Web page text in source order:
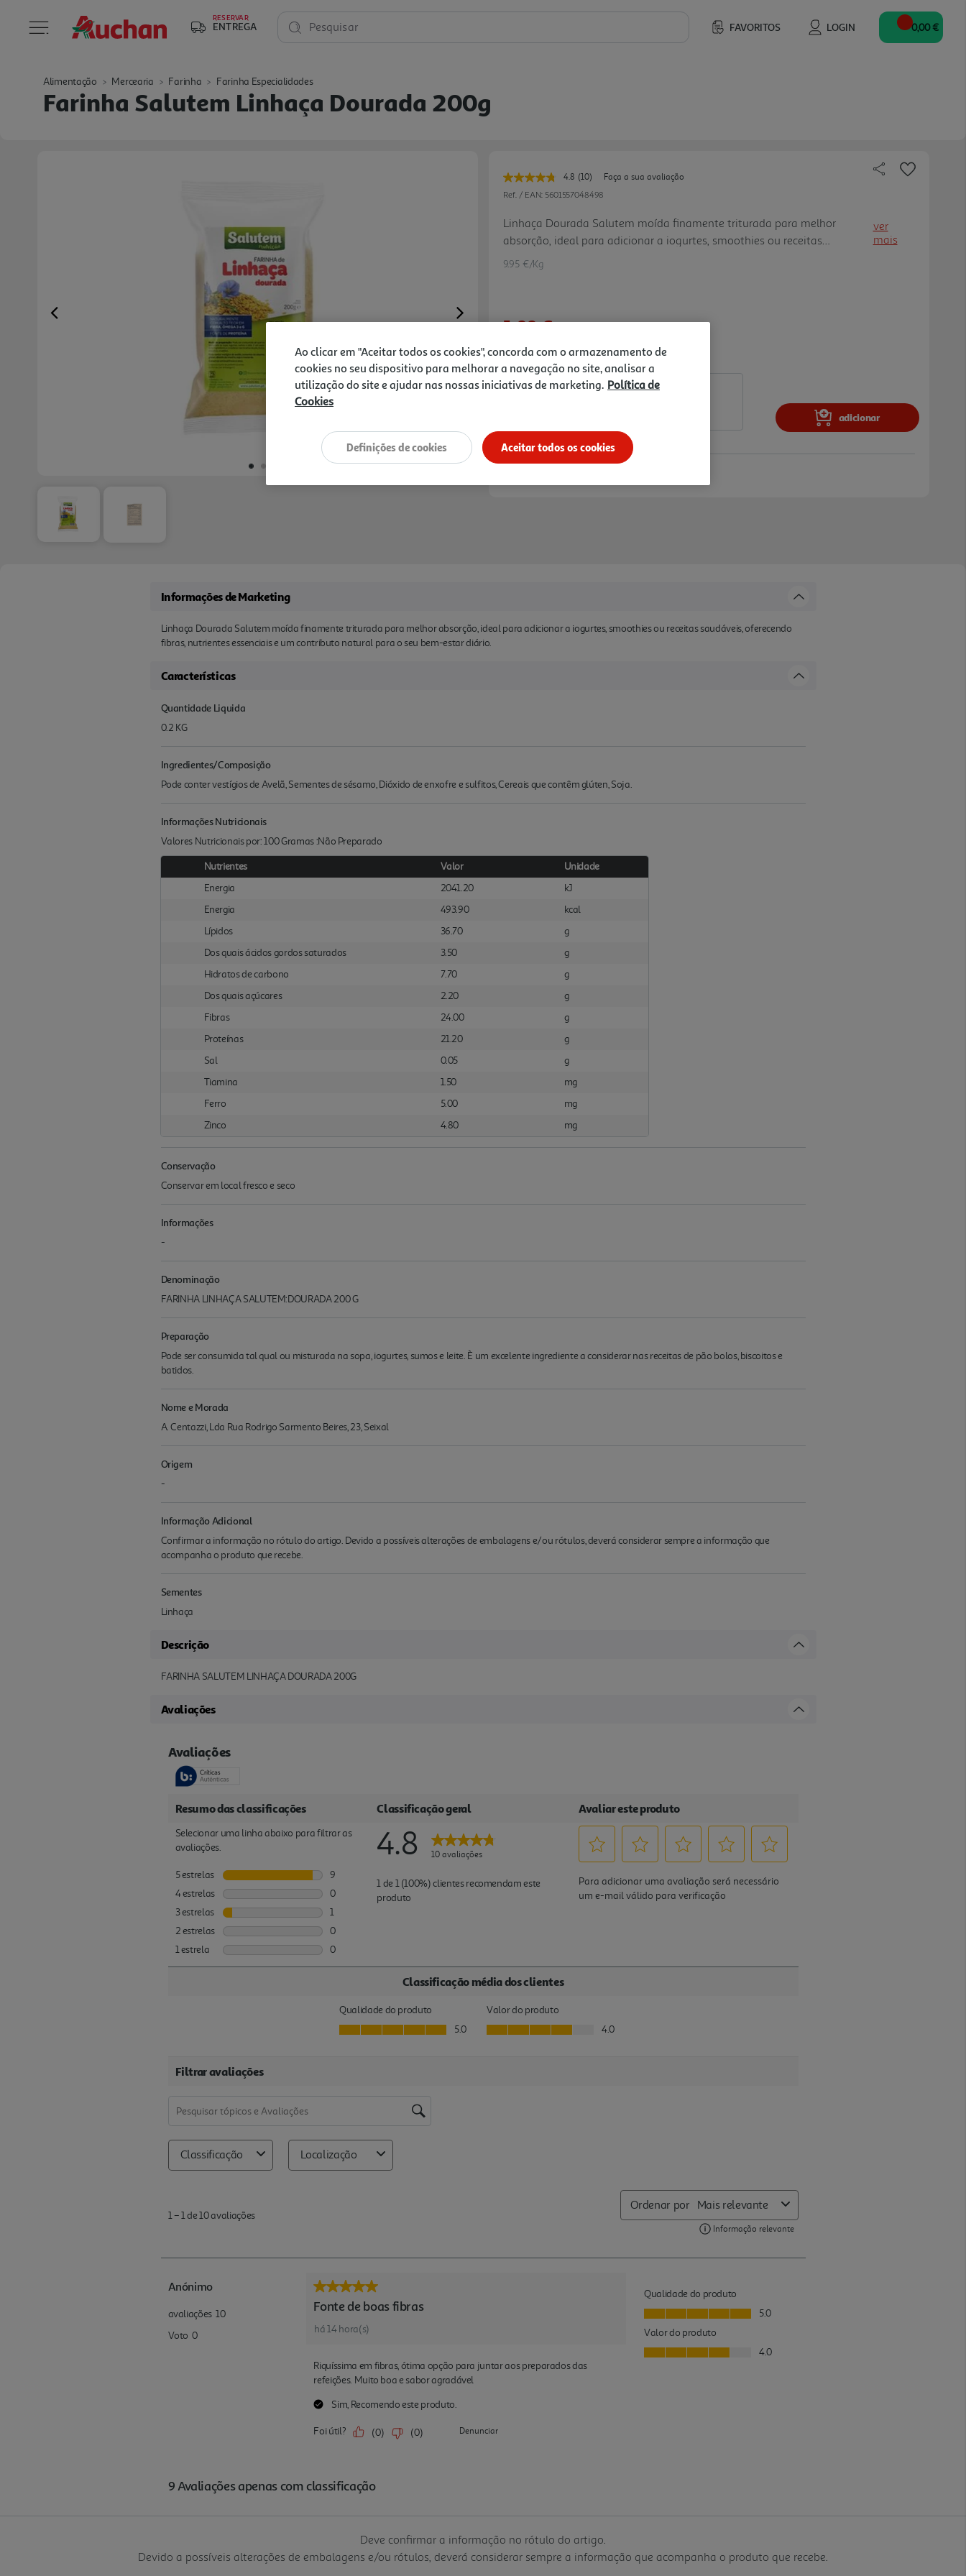
RESERVAR
ENTREGA FAVORITOS LOGIN
Pesquisar 0,00 €
Alimentação Mercearia Farinha Farinha Especialidades
Farinha Salutem Linhaça Dourada 200g
Previous Next
4.8 Leu
10
Link
para
a
(10)
Faça a sua avaliação
Ref. / EAN: 5601557048498
Linhaça Dourada Salutem moída finamente triturada para melhor
absorção, ideal para adicionar a iogurtes, smoothies ou receitas
saudáveis, oferecendo fibras, nutrientes essenciais e um contributo
ver
mais
9.95 €/Kg
1,99 €
Notas de preparação
adicionar
Informações de Marketing
Linhaça Dourada Salutem moída finamente triturada para melhor absorção, ideal para adicionar a iogurtes, smoothies ou receitas saudáveis, oferecendo
fibras, nutrientes essenciais e um contributo natural para o seu bem-estar diário.
Características
Quantidade Liquida
0.2 KG
Ingredientes/Composição
Pode conter vestígios de Avelã, Sementes de sésamo, Dióxido de enxofre e sulfitos, Cereais que contêm glúten, Soja.
Informações Nutricionais
Valores Nutricionais por: 100 Gramas :Não Preparado
Nutrientes Valor
Unidade
Energia
2041.20
kJ
Energia
493.90
kcal
Lípidos
36.70
g
Dos quais ácidos gordos saturados
3.50
g
Hidratos de carbono
7.70
g
Dos quais açúcares
2.20
g
Fibras
24.00
g
Proteínas
21.20
g
Sal
0.05
g
Tiamina
1.50
mg
Ferro
5.00
mg
Zinco
4.80 mg
Conservação
Conservar em local fresco e seco
Informações
-
Denominação
FARINHA LINHAÇA SALUTEM:DOURADA 200 G
Preparação
Pode ser consumida tal qual ou misturada na sopa, iogurtes, sumos e leite. È um excelente ingrediente a considerar nas receitas de pão bolos, biscoitos e
batidos.
Nome e Morada
A. Centazzi, Lda Rua Rodrigo Sarmento Beires, 23, Seixal
Origem
-
Informação Adicional
Confirmar a informação no rótulo do artigo. Devido a possíveis alterações de embalagens e/ou rótulos, deverá considerar sempre a informação que
acompanha o produto que recebe.
Sementes
Linhaça
Descrição
FARINHA SALUTEM LINHAÇA DOURADA 200G
Avaliações
Deve confirmar a informação no rótulo do artigo.
Devido a possíveis alterações de embalagens e/ou rótulos, deverá considerar sempre a informação que acompanha o produto que recebe.
Ao clicar em "Aceitar todos os cookies", concorda com o armazenamento de
cookies no seu dispositivo para melhorar a navegação no site, analisar a
utilização do site e ajudar nas nossas iniciativas de marketing. Política de
Cookies
Aceitar todos os cookies
Definições de cookies